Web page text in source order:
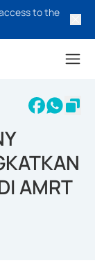
to the
AMRT